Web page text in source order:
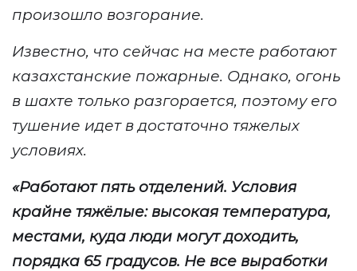
произошло возгорание.
Известно, что сейчас на месте работают
казахстанские пожарные. Однако, огонь
в шахте только разгорается, поэтому его
тушение идет в достаточно тяжелых
условиях.
«Работают пять отделений. Условия
крайне тяжёлые: высокая температура,
местами, куда люди могут доходить,
порядка 65 градусов. Не все выработки